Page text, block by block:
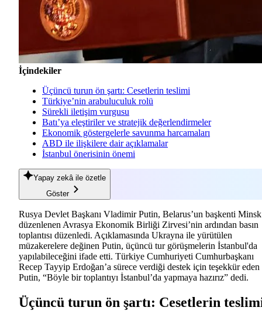
İçindekiler
Üçüncü turun ön şartı: Cesetlerin teslimi
Türkiye’nin arabuluculuk rolü
Sürekli iletişim vurgusu
Batı’ya eleştiriler ve stratejik değerlendirmeler
Ekonomik göstergelerle savunma harcamaları
ABD ile ilişkilere dair açıklamalar
İstanbul önerisinin önemi
Yapay zekâ ile özetle
Göster
Rusya Devlet Başkanı Vladimir Putin, Belarus’un başkenti
düzenlenen Avrasya Ekonomik Birliği Zirvesi’nin ardından basın
toplantısı düzenledi. Açıklamasında Ukrayna ile yürütülen
müzakerelere değinen Putin, üçüncü tur görüşmelerin İstanbul'da
yapılabileceğini ifade etti. Türkiye Cumhuriyeti Cumhurbaşkanı
Recep Tayyip Erdoğan’a sürece verdiği destek için teşekkür eden
Putin, “Böyle bir toplantıyı İstanbul’da yapmaya hazırız” dedi.
Üçüncü turun ön şartı: Cesetlerin